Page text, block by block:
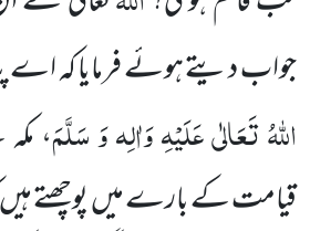
جواب دیتےہوئے فرمایا کہ
اللّٰہُ تَعَالٰی عَلَیْہِ وَاٰلِہ وَ سَلَّمَ،
قیامت کے بارے میںپوچھتے